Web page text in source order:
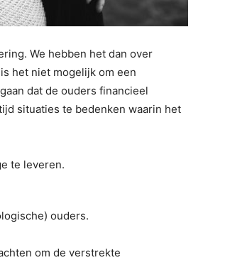
We hebben het dan over
het niet mogelijk om een
dat de ouders financieel
situaties te bedenken waarin het
te leveren.
ouders.
om de verstrekte